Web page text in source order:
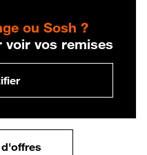
ou Sosh ?
voir vos remises